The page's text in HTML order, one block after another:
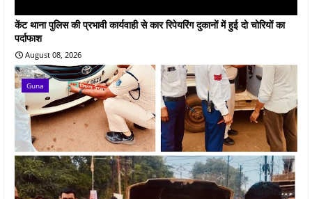
केंट थाना पुलिस की प्रभावी कार्यवाही से कार रिपेयरिंग दुकानों में हुई दो चोरियों का
पर्दाफाश
August 08, 2026
Guna